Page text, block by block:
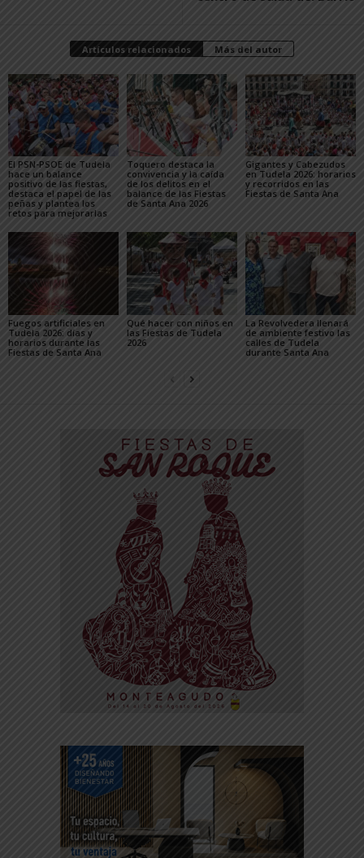
Artículos relacionados Más del autor
El PSN-PSOE de Tudela
hace un balance
positivo de las fiestas,
destaca el papel de las
peñas y plantea los
retos para mejorarlas
Toquero destaca la
convivencia y la caída
de los delitos en el
balance de las Fiestas
de Santa Ana 2026
Gigantes y Cabezudos
en Tudela 2026: horarios
y recorridos en las
Fiestas de Santa Ana
Fuegos artificiales en
Tudela 2026: días y
horarios durante las
Fiestas de Santa Ana
Qué hacer con niños en
las Fiestas de Tudela
2026
La Revolvedera llenará
de ambiente festivo las
calles de Tudela
durante Santa Ana